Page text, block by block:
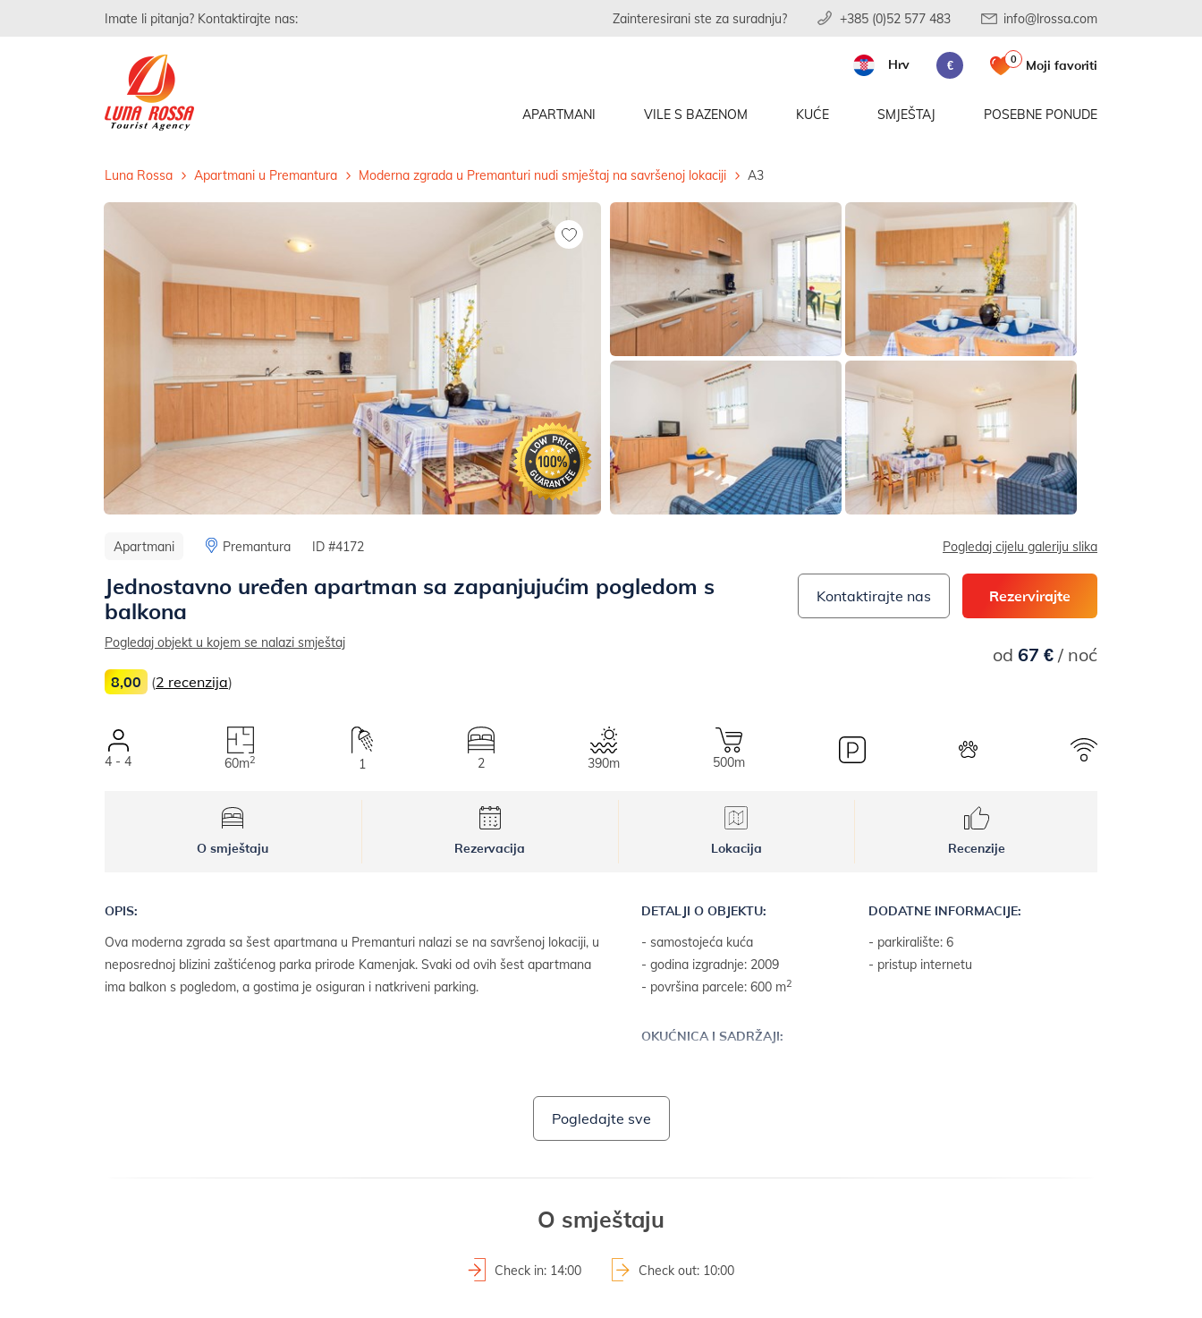
Imate li pitanja? Kontaktirajte nas: Zainteresirani ste za suradnju? +385 (0)52 577 483 info@lrossa.com
APARTMANI VILE S BAZENOM KUĆE SMJEŠTAJ POSEBNE PONUDE
Hrv € 0 Moji favoriti
Luna Rossa Apartmani u Premantura Moderna zgrada u Premanturi nudi smještaj na savršenoj lokaciji A3
Apartmani Premantura ID #4172 Pogledaj cijelu galeriju slika
Jednostavno uređen apartman sa zapanjujućim pogledom s
balkona
Pogledaj objekt u kojem se nalazi smještaj
8,00 (2 recenzija)
Kontaktirajte nas Rezervirajte
od 67 €/ noć
4 - 4 60m2 1 2 390m 500m
O smještaju Rezervacija Lokacija Recenzije
OPIS:
Ova moderna zgrada sa šest apartmana u Premanturi nalazi se na savršenoj lokaciji, u
neposrednoj blizini zaštićenog parka prirode Kamenjak. Svaki od ovih šest apartmana
ima balkon s pogledom, a gostima je osiguran i natkriveni parking.
DETALJI O OBJEKTU:
- samostojeća kuća
- godina izgradnje: 2009
- površina parcele: 600 m2
OKUĆNICA I SADRŽAJI:
DODATNE INFORMACIJE:
- parkiralište: 6
- pristup internetu
Pogledajte sve
O smještaju
Check in: 14:00 Check out: 10:00